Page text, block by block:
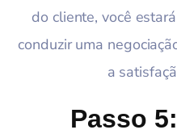
do cliente, você
conduzir uma
a
Passo